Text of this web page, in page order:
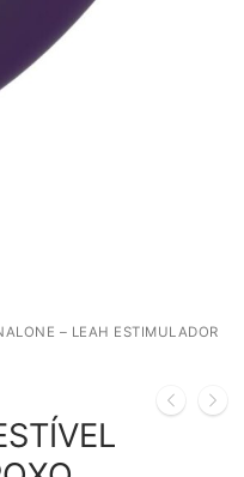
– LEAH ESTIMULADOR